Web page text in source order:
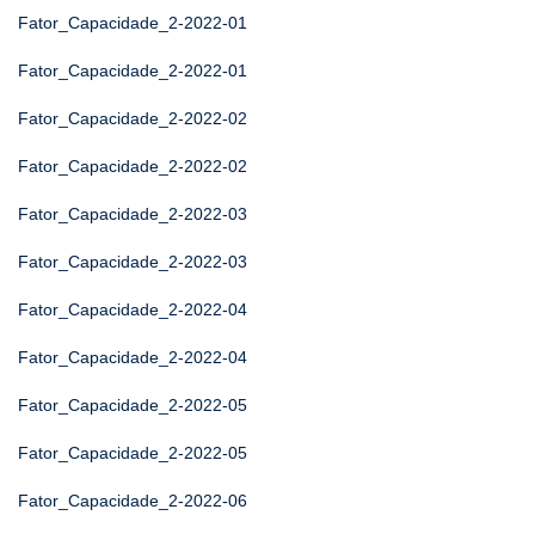
Fator_Capacidade_2-2022-01
Fator_Capacidade_2-2022-01
Fator_Capacidade_2-2022-02
Fator_Capacidade_2-2022-02
Fator_Capacidade_2-2022-03
Fator_Capacidade_2-2022-03
Fator_Capacidade_2-2022-04
Fator_Capacidade_2-2022-04
Fator_Capacidade_2-2022-05
Fator_Capacidade_2-2022-05
Fator_Capacidade_2-2022-06